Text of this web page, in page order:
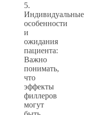
5.
Индивидуальные
особенности
и
ожидания
пациента:
Важно
понимать,
что
эффекты
филлеров
могут